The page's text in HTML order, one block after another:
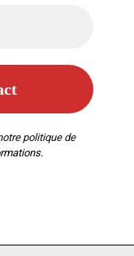
politique de